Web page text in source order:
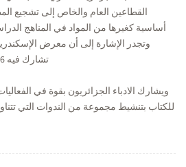
القطاعين العام والخاص إلى تشجيع
أساسية كغيرها من المواد في المناهج
تشارك فيه 16 دولة وأكثر من 80 دار نشر٠
ويشارك الادباء الجزائريون بقوة في
للكتاب بتنشيط مجموعة من الندوات التي